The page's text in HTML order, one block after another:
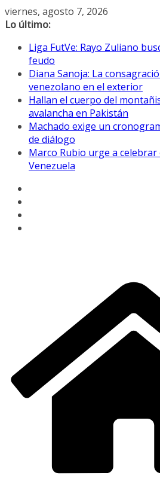
Saltar
al
viernes, agosto 7, 2026
Lo último:
Liga FutVe: Rayo Zuliano
feudo
Diana Sanoja: La
venezolano en el exterior
Hallan el cuerpo del
avalancha en Pakistán
Machado exige un
de diálogo
Marco Rubio urge a
Venezuela